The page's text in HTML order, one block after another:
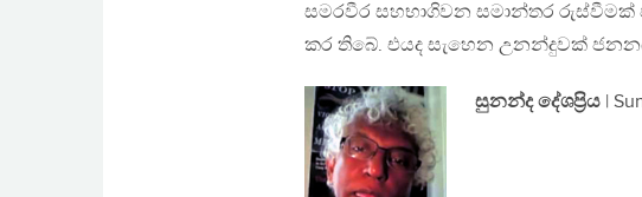
සමරවීර සහභාගිවන සමාන්තර රුස්වීමක්
කර තිබේ. එයද සැහෙන උනන්දුවක්
සුනන්ද දේශප්‍රිය |